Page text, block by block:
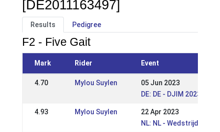
[DE2011163497]
Results Pedigree
F2 - Five Gait
Mark Rider Event
4.70 Mylou Suylen
05 Jun 2023
DE: DE - DJIM 2023 (WR)
4.93 Mylou Suylen
22 Apr 2023
NL: NL - Wedstrijden